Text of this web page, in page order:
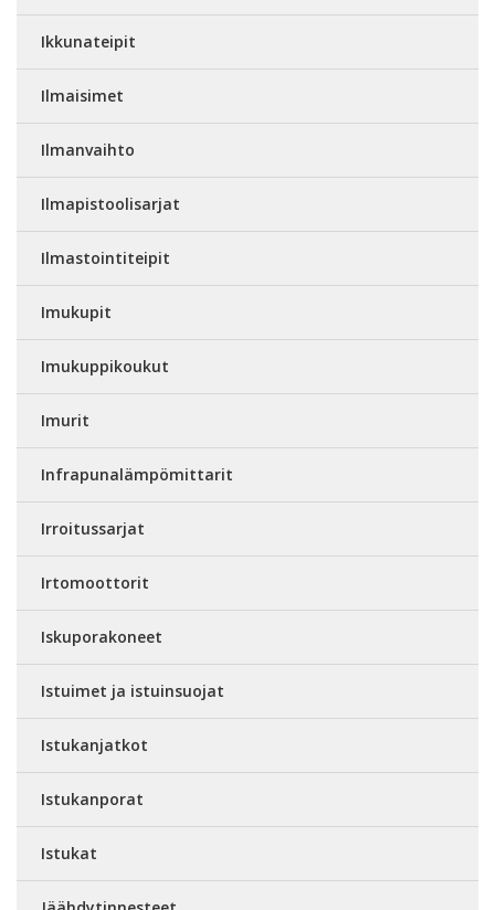
Ikkunateipit
Ilmaisimet
Ilmanvaihto
Ilmapistoolisarjat
Ilmastointiteipit
Imukupit
Imukuppikoukut
Imurit
Infrapunalämpömittarit
Irroitussarjat
Irtomoottorit
Iskuporakoneet
Istuimet ja istuinsuojat
Istukanjatkot
Istukanporat
Istukat